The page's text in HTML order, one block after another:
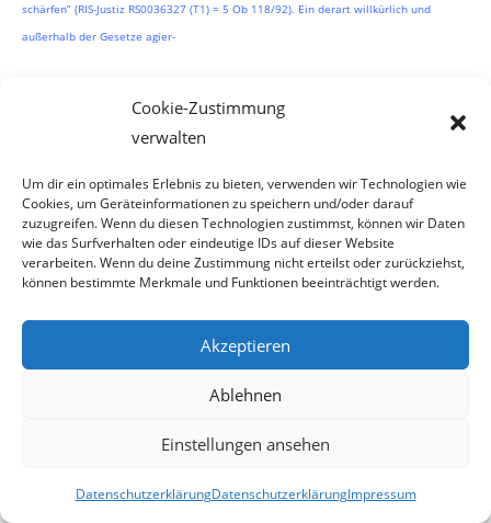
Cookie-Zustimmung
verwalten
Um dir ein optimales Erlebnis zu bieten, verwenden wir Technologien wie
Cookies, um Geräteinformationen zu speichern und/oder darauf
zuzugreifen. Wenn du diesen Technologien zustimmst, können wir Daten
wie das Surfverhalten oder eindeutige IDs auf dieser Website
verarbeiten. Wenn du deine Zustimmung nicht erteilst oder zurückziehst,
können bestimmte Merkmale und Funktionen beeinträchtigt werden.
Akzeptieren
Ablehnen
Einstellungen ansehen
DatenschutzerklärungDatenschutzerklärungImpressum
schärfen” (RIS-Justiz RS0036327 (T1) = 5 Ob 118/92). Ein derart willkürlich und
außerhalb der Gesetze agier-
auch aus diesem Grunde
zum Schutz der Parteien
vor allzu selbstherrlich und/oder willkürlich agierenden Entscheidungsoganen die
Verfahrensgesetze und der
Da das Verfahren aus den oben geschilderten Gründen an einem Feststellungs- und
Begründungsmangel
Des weiteren ist das Verfahren von einer falschen Rechtsauslegung gekennzeichnet.